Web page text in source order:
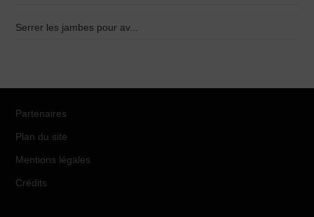
Serrer les jambes pour av...
Partenaires
Plan du site
Mentions légales
Crédits